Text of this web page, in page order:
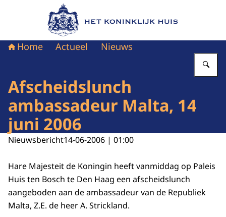
Naar de homepage van Het Koninklijk Huis
Home Actueel Nieuws
Afscheidslunch
ambassadeur Malta, 14
juni 2006
Nieuwsbericht14-06-2006 | 01:00
Hare Majesteit de Koningin heeft vanmiddag op Paleis
Huis ten Bosch te Den Haag een afscheidslunch
aangeboden aan de ambassadeur van de Republiek
Malta, Z.E. de heer A. Strickland.